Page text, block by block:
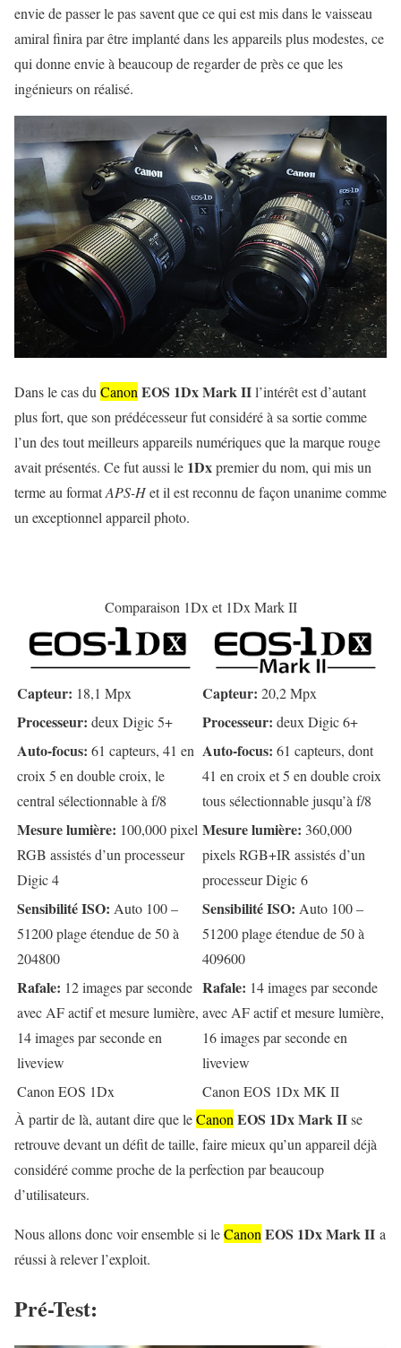
envie de passer le pas savent que ce qui est mis dans le vaisseau
amiral finira par être implanté dans les appareils plus modestes, ce
qui donne envie à beaucoup de regarder de près ce que les
ingénieurs on réalisé.
Dans le cas duCanonEOS 1Dx Mark IIl’intérêt est d’autant
plus fort, que son prédécesseur fut considéré à sa sortie comme
l’un des tout meilleurs appareils numériques que la marque rouge
avait présentés. Ce fut aussi le 1Dxpremier du nom, qui mis un
terme au formatAPS-Het il est reconnu de façon unanime comme
un exceptionnel appareil photo.
Comparaison 1Dx et 1Dx Mark II
Canon EOS 1Dx Canon EOS 1Dx MK II
Capteur: 18,1 Mpx Capteur: 20,2 Mpx
Processeur: deux Digic 5+ Processeur: deux Digic 6+
Auto-focus: 61 capteurs, 41 en
croix 5 en double croix, le
central sélectionnable à f/8
Auto-focus: 61 capteurs, dont
41 en croix et 5 en double croix
tous sélectionnable jusqu’à f/8
Mesure lumière: 100,000 pixel
RGB assistés d’un processeur
Digic 4
Mesure lumière: 360,000
pixels RGB+IR assistés d’un
processeur Digic 6
Sensibilité ISO: Auto 100 –
51200 plage étendue de 50 à
204800
Sensibilité ISO: Auto 100 –
51200 plage étendue de 50 à
409600
Rafale: 12 images par seconde
avec AF actif et mesure lumière,
14 images par seconde en
liveview
Rafale: 14 images par seconde
avec AF actif et mesure lumière,
16 images par seconde en
liveview
À partir de là, autant dire que leCanonEOS 1Dx Mark IIse
retrouve devant un défit de taille, faire mieux qu’un appareil déjà
considéré comme proche de la perfection par beaucoup
d’utilisateurs.
Nous allons donc voir ensemble si leCanonEOS 1Dx Mark II a
réussi à relever l’exploit.
Pré-Test: